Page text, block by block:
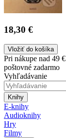
18,30 €
Vložiť do košíka
Pri nákupe nad 49 €
poštovné zadarmo
Vyhľadávanie
Knihy
E-knihy
Audioknihy
Hry
Filmy